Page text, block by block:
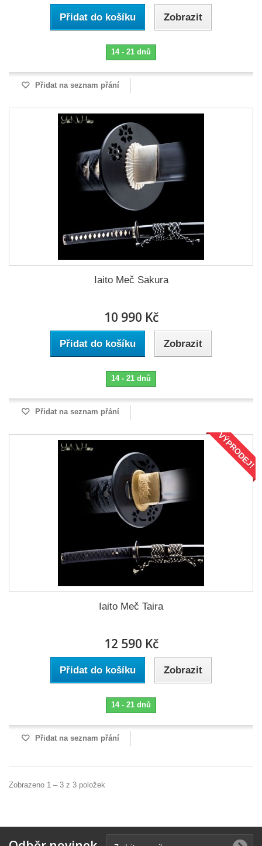
Přidat do košíku Zobrazit
14 - 21 dnů
Přidat na seznam přání
Iaito Meč Sakura
10 990 Kč
Přidat do košíku Zobrazit
14 - 21 dnů
Přidat na seznam přání
VÝPRODEJ!
Iaito Meč Taira
12 590 Kč
Přidat do košíku Zobrazit
14 - 21 dnů
Přidat na seznam přání
Zobrazeno 1 – 3 z 3 položek